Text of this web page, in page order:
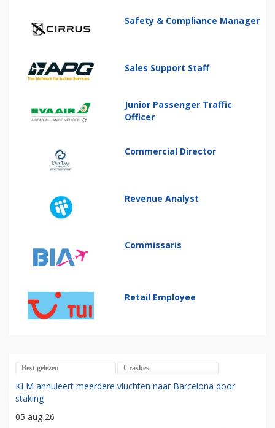
Safety & Compliance Manager
Sales Support Staff
Junior Passenger Traffic
Officer
Commercial Director
Revenue Analyst
Commissaris
Retail Employee
Best gelezen Crashes
KLM annuleert meerdere vluchten naar Barcelona door
staking
05 aug 26